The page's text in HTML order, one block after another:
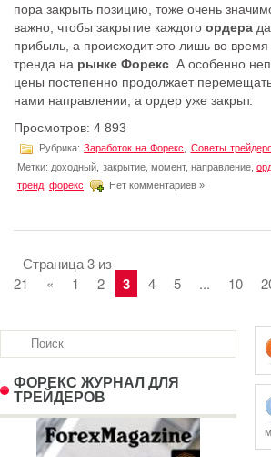
пора закрыть позицию, тоже очень
важно, чтобы закрытие каждого ордера
прибыль, а происходит это лишь во
тренда на рынке Форекс . А особенно
цены постепенно продолжает
нами направлении, а ордер уже закрыт.
Просмотров: 4 893
Рубрика:Заработок на Форекс Советы
Метки: доходный, закрытие, мoмент, направление,
трeнд форекс Нет комментариев »
Страница 3 из
21
« 1 2 3 4 5 ... 10
ФОРЕКС ЖУРНАЛ ДЛЯ
ТРЕЙДЕРОВ